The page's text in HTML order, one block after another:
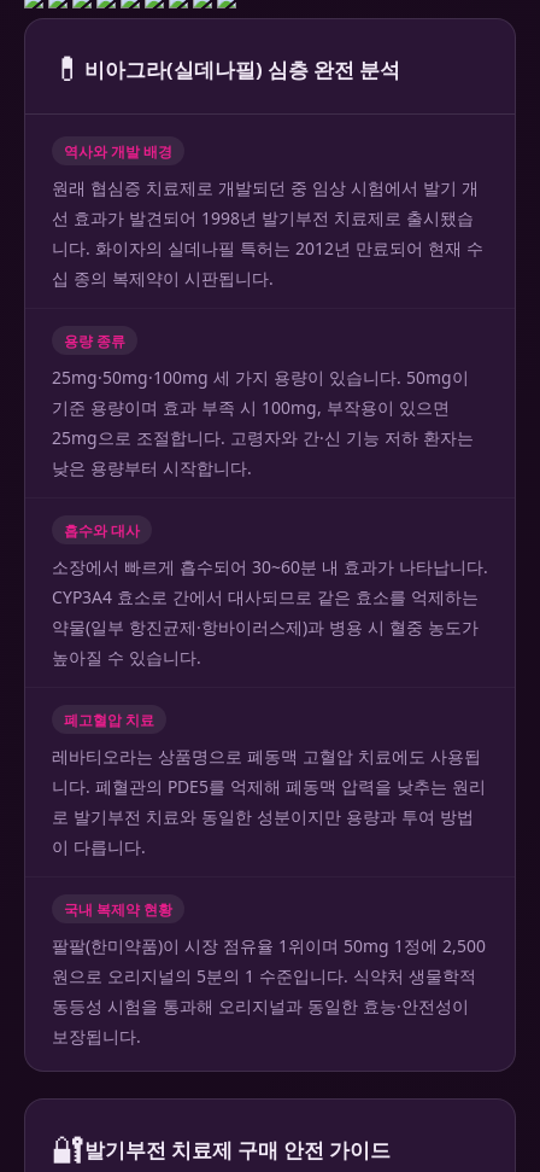
💊 비아그라(실데나필) 심층 완전 분석
역사와 개발 배경
원래 협심증 치료제로 개발되던 중 임상 시험에서 발기 개
선 효과가 발견되어 1998년 발기부전 치료제로 출시됐습
니다. 화이자의 실데나필 특허는 2012년 만료되어 현재 수
십 종의 복제약이 시판됩니다.
용량 종류
25mg·50mg·100mg 세 가지 용량이 있습니다. 50mg이
기준 용량이며 효과 부족 시 100mg, 부작용이 있으면
25mg으로 조절합니다. 고령자와 간·신 기능 저하 환자는
낮은 용량부터 시작합니다.
흡수와 대사
소장에서 빠르게 흡수되어 30~60분 내 효과가 나타납니다.
CYP3A4 효소로 간에서 대사되므로 같은 효소를 억제하는
약물(일부 항진균제·항바이러스제)과 병용 시 혈중 농도가
높아질 수 있습니다.
폐고혈압 치료
레바티오라는 상품명으로 폐동맥 고혈압 치료에도 사용됩
니다. 폐혈관의 PDE5를 억제해 폐동맥 압력을 낮추는 원리
로 발기부전 치료와 동일한 성분이지만 용량과 투여 방법
이 다릅니다.
국내 복제약 현황
팔팔(한미약품)이 시장 점유율 1위이며 50mg 1정에 2,500
원으로 오리지널의 5분의 1 수준입니다. 식약처 생물학적
동등성 시험을 통과해 오리지널과 동일한 효능·안전성이
보장됩니다.
🔐발기부전 치료제 구매 안전 가이드